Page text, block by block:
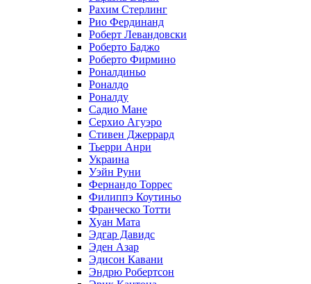
Рахим Стерлинг
Рио Фердинанд
Роберт Левандовски
Роберто Баджо
Роберто Фирмино
Роналдиньо
Роналдо
Роналду
Садио Мане
Серхио Агуэро
Стивен Джеррард
Тьерри Анри
Украина
Уэйн Руни
Фернандо Торрес
Филиппэ Коутиньо
Франческо Тотти
Хуан Мата
Эдгар Давидс
Эден Азар
Эдисон Кавани
Эндрю Робертсон